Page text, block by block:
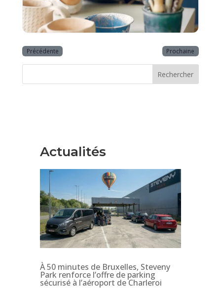
Précédente Prochaine
Rechercher
Actualités
À 50 minutes de Bruxelles, Steveny
Park renforce l’offre de parking
sécurisé à l’aéroport de Charleroi